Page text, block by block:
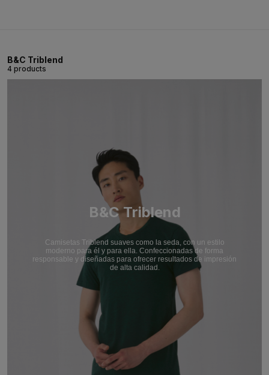
B&C Triblend
4 products
B&C Triblend
Camisetas Triblend suaves como la seda, con un estilo
moderno para él y para ella. Confeccionadas de forma
responsable y diseñadas para ofrecer resultados de impresión
de alta calidad.